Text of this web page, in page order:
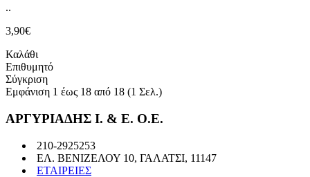
..
3,90€
Καλάθι
Επιθυμητό
Σύγκριση
Εμφάνιση 1 έως 18 από 18 (1 Σελ.)
ΑΡΓΥΡΙΑΔΗΣ Ι. & Ε. Ο.Ε.
210-2925253
ΕΛ. ΒΕΝΙΖΕΛΟΥ 10, ΓΑΛΑΤΣΙ, 11147
ΕΤΑΙΡΕΙΕΣ